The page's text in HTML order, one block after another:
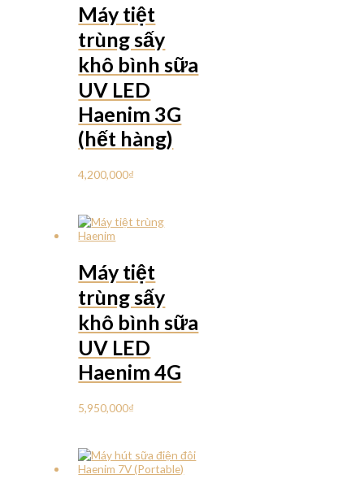
Máy tiệt
trùng sấy
khô bình sữa
UV LED
Haenim 3G
(hết hàng)
4,200,000₫
Máy tiệt
trùng sấy
khô bình sữa
UV LED
Haenim 4G
5,950,000₫